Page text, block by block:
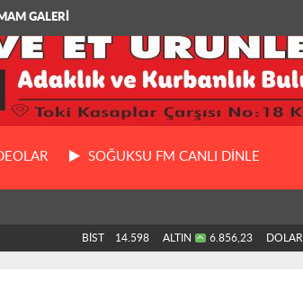
SOĞUKSU FM CANLI DİNLE
GALERİ
BİST 14.598 ALTIN 6.856,23 DOLAR